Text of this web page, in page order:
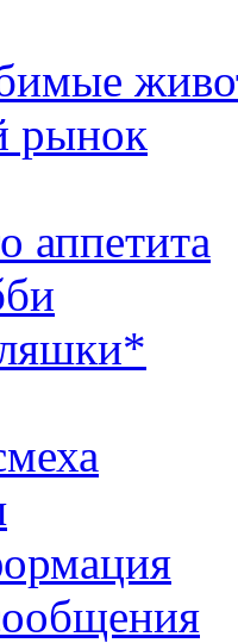
рынок
аппетита